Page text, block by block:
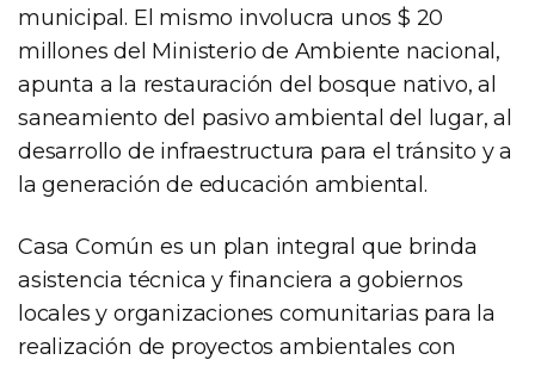
municipal. El mismo involucra unos $ 20
millones del Ministerio de Ambiente nacional,
apunta a la restauración del bosque nativo, al
saneamiento del pasivo ambiental del lugar, al
desarrollo de infraestructura para el tránsito y a
la generación de educación ambiental.
Casa Común es un plan integral que brinda
asistencia técnica y financiera a gobiernos
locales y organizaciones comunitarias para la
realización de proyectos ambientales con